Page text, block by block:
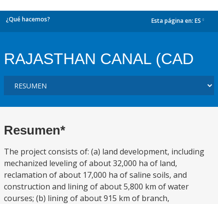
¿Qué hacemos? Esta página en: ES
RAJASTHAN CANAL (CAD
Resumen*
The project consists of: (a) land development, including
mechanized leveling of about 32,000 ha of land,
reclamation of about 17,000 ha of saline soils, and
construction and lining of about 5,800 km of water
courses; (b) lining of about 915 km of branch,